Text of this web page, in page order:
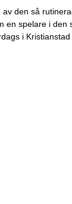
den så
en spelare i den
i Kristianstad